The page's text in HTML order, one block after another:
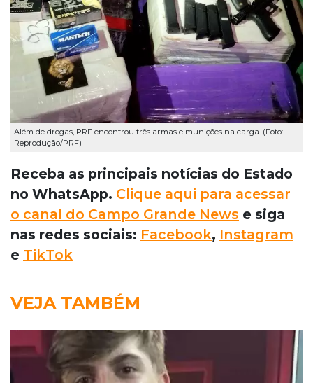
Além de drogas, PRF encontrou três armas e munições na carga. (Foto:
Reprodução/PRF)
Receba as principais notícias do Estado
no WhatsApp. Clique aqui para acessar
o canal do Campo Grande News e siga
nas redes sociais: Facebook, Instagram
e TikTok
VEJA TAMBÉM